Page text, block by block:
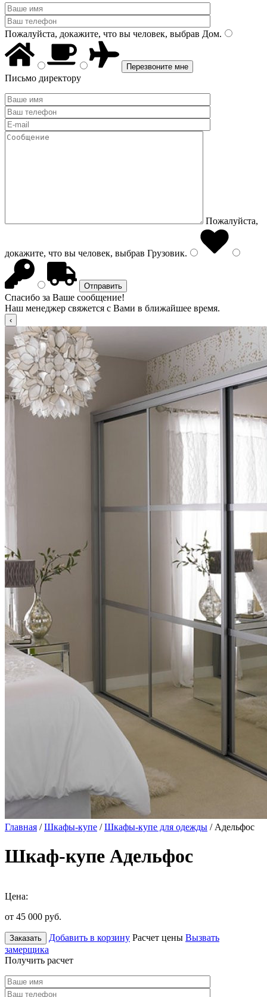
Пожалуйста, докажите, что вы человек, выбрав Дом.
Письмо директору
Пожалуйста,
докажите, что вы человек, выбрав Грузовик.
Спасибо за Ваше сообщение!
Наш менеджер свяжется с Вами в ближайшее время.
Главная /Шкафы-купе /Шкафы-купе для одежды / Адельфос
Шкаф-купе Адельфос
Цена:
от 45 000 руб.
Заказать Добавить в корзину Расчет цены Вызвать
замерщика
Получить расчет